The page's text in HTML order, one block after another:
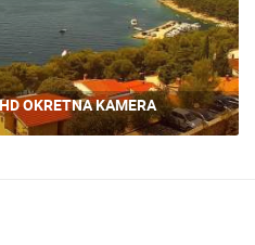
OKRETNA KAMERA